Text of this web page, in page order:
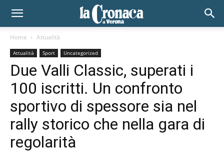
Home Attualità
Attualità Sport Uncategorized
Due Valli Classic, superati i
100 iscritti. Un confronto
sportivo di spessore sia nel
rally storico che nella gara di
regolarità